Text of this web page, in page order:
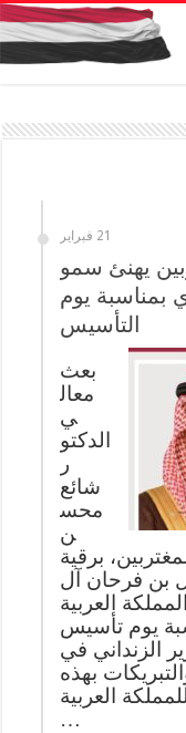
21 فبراير
يهنئ سمو
بمناسبة يوم
التأسيس
بعث
معال
ي
الدكتو
ر
شائع
محس
ن
برقية
بن فرحان آل
العربية
يوم تأسيس
الزنداني في
بهذه
العربية
…